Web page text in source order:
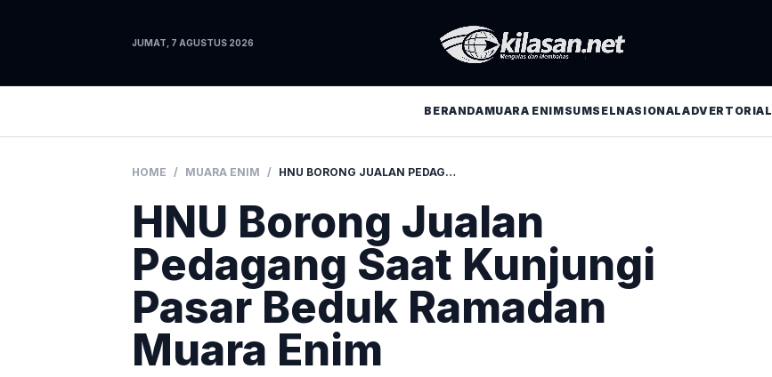
JUMAT, 7 AGUSTUS 2026
BERANDAMUARA ENIMSUMSELNASIONALADVERTORIAL
HOME / MUARA ENIM / HNU BORONG JUALAN PEDAGANG SAAT KUNJUNGI PASAR BEDUK RAMADAN MUARA ENIM
HNU Borong Jualan
Pedagang Saat Kunjungi
Pasar Beduk Ramadan
Muara Enim